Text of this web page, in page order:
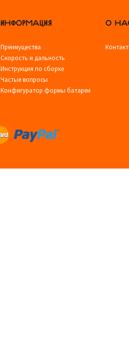
ИНФОРМАЦИЯ
Преимущества
Скорость и дальность
Инструкция по сборке
Частые вопросы
Конфигуратор формы батареи
О